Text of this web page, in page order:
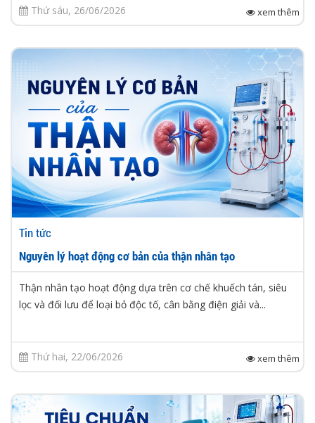
Thứ sáu, 26/06/2026 xem thêm
Tin tức
Nguyên lý hoạt động cơ bản của thận nhân tạo
Thận nhân tạo hoạt động dựa trên cơ chế khuếch tán, siêu
lọc và đối lưu để loại bỏ độc tố, cân bằng điện giải và...
Thứ hai, 22/06/2026 xem thêm